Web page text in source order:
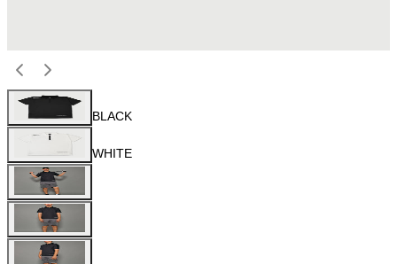
BLACK
WHITE